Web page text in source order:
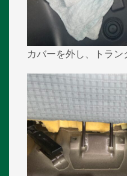
カバーを外し、トラン